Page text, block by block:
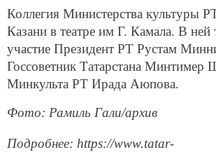
Коллегия Министерства культуры
Казани в театре им Г. Камала. В ней
участие Президент РТ Рустам
Госсоветник Татарстана Минтимер
Минкульта РТ Ирада Аюпова.
Фото: Рамиль Гали/архив
Подробнее: https://www.tatar-